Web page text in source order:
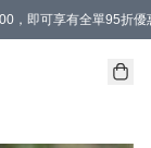
，即可享有全單95折優
折扣後），可享有